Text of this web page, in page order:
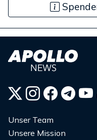
Unser Team
Unsere Mission